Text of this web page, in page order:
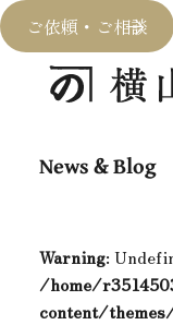
ご依頼・ご相談
News & Blog
Warning:
/home/
content/